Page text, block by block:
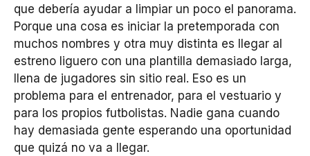
que debería ayudar a limpiar un poco el panorama.
Porque una cosa es iniciar la pretemporada con
muchos nombres y otra muy distinta es llegar al
estreno liguero con una plantilla demasiado larga,
llena de jugadores sin sitio real. Eso es un
problema para el entrenador, para el vestuario y
para los propios futbolistas. Nadie gana cuando
hay demasiada gente esperando una oportunidad
que quizá no va a llegar.